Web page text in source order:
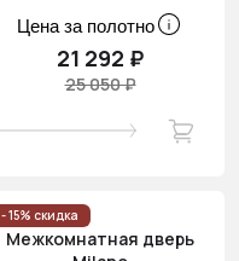
Цена за полотно
21 292 ₽
25 050 ₽
- 15% скидка
Межкомнатная дверь